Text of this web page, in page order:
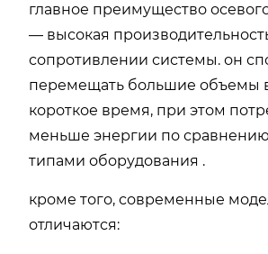
главное преимущество
— высокая
сопротивлении системы. он
перемещать большие объемы
короткое время, при этом
меньше энергии по
типами оборудования .
кроме того, современные
отличаются: